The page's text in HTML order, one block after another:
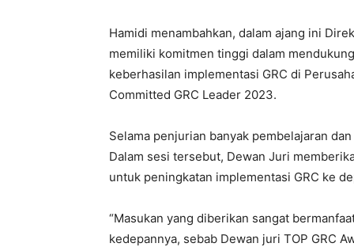
Hamidi menambahkan, dalam ajang ini
memiliki komitmen tinggi dalam
keberhasilan implementasi GRC di
Committed GRC Leader 2023.
Selama penjurian banyak pembelajaran
Dalam sesi tersebut, Dewan Juri
untuk peningkatan implementasi GRC ke
“Masukan yang diberikan sangat
kedepannya, sebab Dewan juri TOP GRC